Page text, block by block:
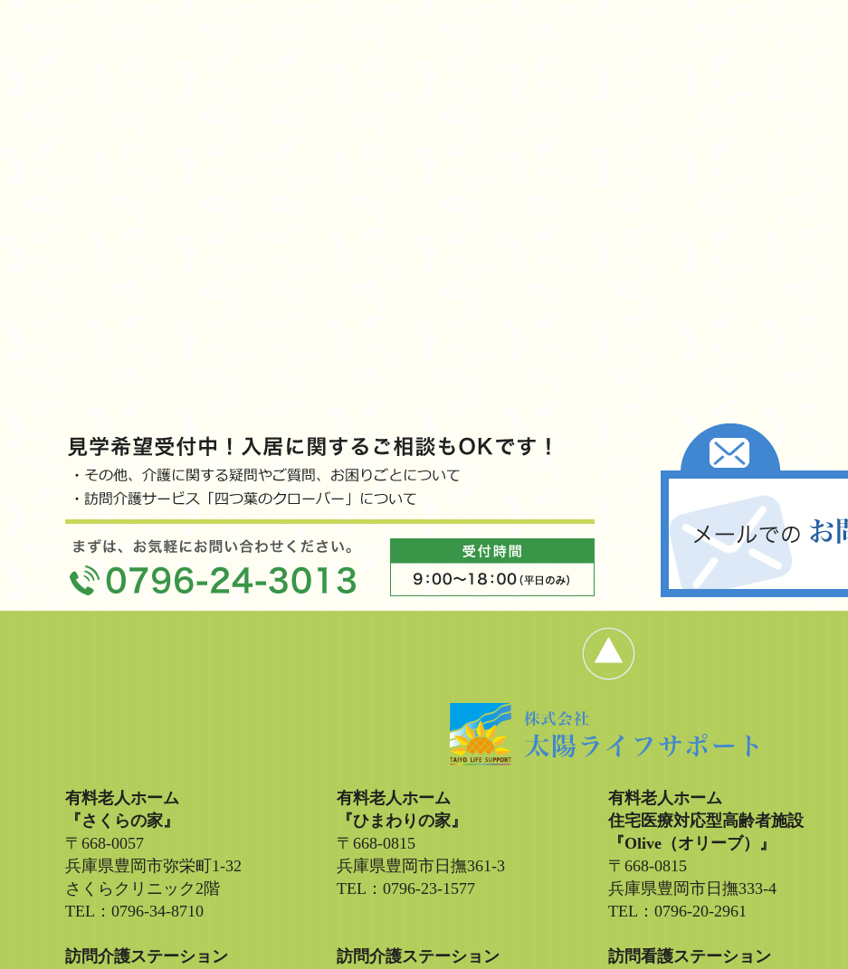
有料老人ホーム
『さくらの家』
〒668-0057
兵庫県豊岡市弥栄町1-32
さくらクリニック2階
TEL：0796-34-8710
有料老人ホーム
『ひまわりの家』
〒668-0815
兵庫県豊岡市日撫361-3
TEL：0796-23-1577
有料老人ホーム
住宅医療対応型高齢者施設
『Olive（オリーブ）』
〒668-0815
兵庫県豊岡市日撫333-4
TEL：0796-20-2961
訪問介護ステーション 訪問介護ステーション 訪問看護ステーション